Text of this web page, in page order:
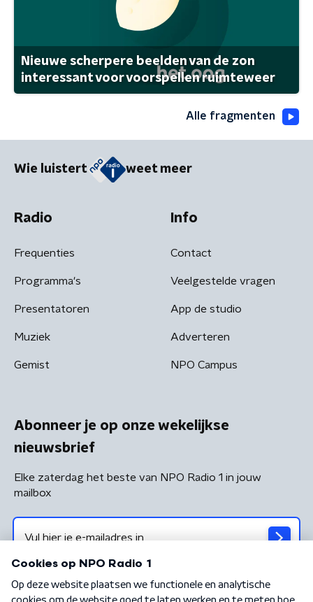
Nieuwe scherpere beelden van de zon
interessant voor voorspellen ruimteweer
Alle fragmenten
Wie luistert weet meer
Radio
Frequenties
Programma's
Presentatoren
Muziek
Gemist
Info
Contact
Veelgestelde vragen
App de studio
Adverteren
NPO Campus
Abonneer je op onze wekelijkse
nieuwsbrief
Elke zaterdag het beste van NPO Radio 1 in jouw
mailbox